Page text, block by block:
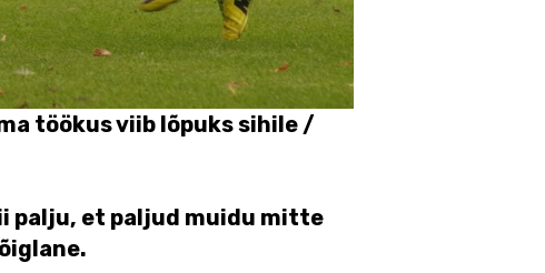
töökus viib lõpuks sihile /
palju, et paljud muidu mitte